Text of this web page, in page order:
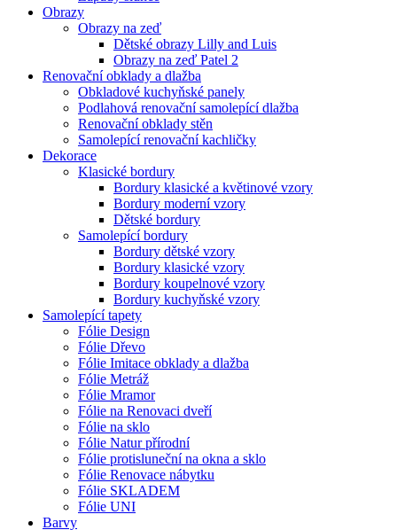
Obrazy
Obrazy na zeď
Dětské obrazy Lilly and Luis
Obrazy na zeď Patel 2
Renovační obklady a dlažba
Obkladové kuchyňské panely
Podlahová renovační samolepící dlažba
Renovační obklady stěn
Samolepící renovační kachličky
Dekorace
Klasické bordury
Bordury klasické a květinové vzory
Bordury moderní vzory
Dětské bordury
Samolepící bordury
Bordury dětské vzory
Bordury klasické vzory
Bordury koupelnové vzory
Bordury kuchyňské vzory
Samolepící tapety
Fólie Design
Fólie Dřevo
Fólie Imitace obklady a dlažba
Fólie Metráž
Fólie Mramor
Fólie na Renovaci dveří
Fólie na sklo
Fólie Natur přírodní
Fólie protisluneční na okna a sklo
Fólie Renovace nábytku
Fólie SKLADEM
Fólie UNI
Barvy